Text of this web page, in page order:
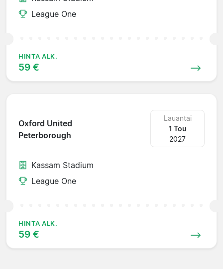
League One
HINTA ALK.
59 €
Oxford United
Peterborough
Lauantai
1 Tou
2027
Kassam Stadium
League One
HINTA ALK.
59 €